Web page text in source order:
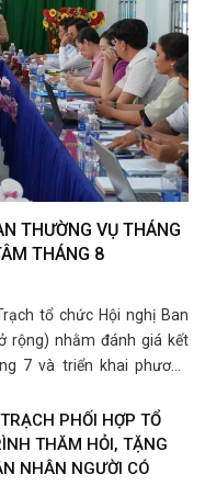
THƯỜNG VỤ THÁNG
THÁNG 8
tổ chức Hội nghị Ban
rộng) nhằm đánh giá kết
7 và triển khai phương
PHỐI HỢP TỔ
THĂM HỎI, TẶNG
NHÂN NGƯỜI CÓ